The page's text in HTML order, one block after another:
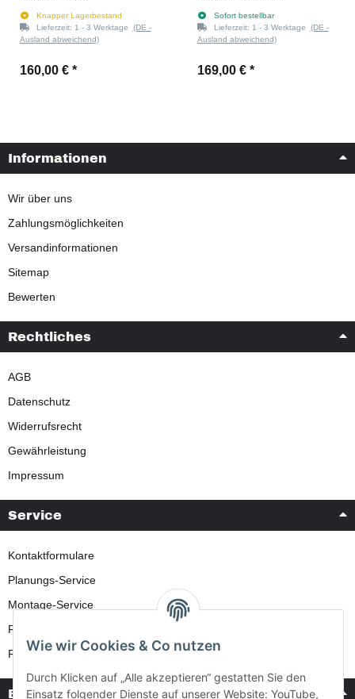
Knapper Lagerbestand
Lieferzeit: 1 - 3 Werktage (DE -
Ausland abweichend)
160,00 € *
Sofort bestellbar
Lieferzeit: 1 - 3 Werktage (DE -
Ausland abweichend)
169,00 € *
Informationen
Wir über uns
Zahlungsmöglichkeiten
Versandinformationen
Sitemap
Bewerten
Rechtliches
AGB
Datenschutz
Widerrufsrecht
Gewährleistung
Impressum
Service
Kontaktformulare
Planungs-Service
Montage-Service
Reparatur-Service
Retouren-Service
Bezahlung & Versand
Wie wir Cookies & Co nutzen
Durch Klicken auf „Alle akzeptieren“ gestatten Sie den
Einsatz folgender Dienste auf unserer Website: YouTube,